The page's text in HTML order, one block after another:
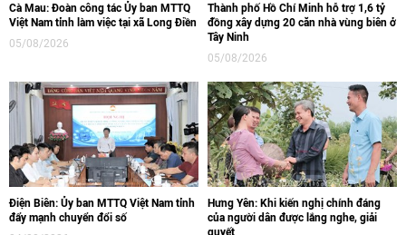
Cà Mau: Đoàn công tác Ủy ban MTTQ
Việt Nam tỉnh làm việc tại xã Long Điền
05/08/2026
Thành phố Hồ Chí Minh hỗ trợ 1,6 tỷ
đồng xây dựng 20 căn nhà vùng biên ở
Tây Ninh
05/08/2026
Điện Biên: Ủy ban MTTQ Việt Nam tỉnh
đẩy mạnh chuyển đổi số
Hưng Yên: Khi kiến nghị chính đáng
của người dân được lắng nghe, giải
quyết